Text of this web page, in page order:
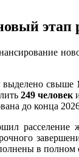
этап
выделено свыше
249 человек
до конца
в полном